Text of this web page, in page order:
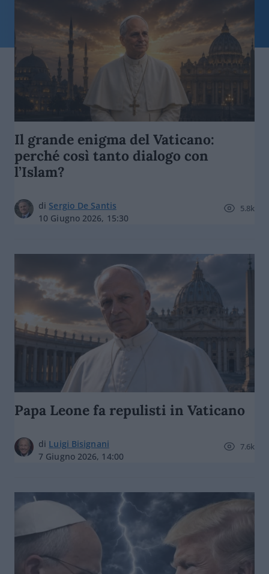
Il grande enigma del Vaticano:
perché così tanto dialogo con
l’Islam?
di Sergio De Santis
10 Giugno 2026, 15:30
5.8k
Papa Leone fa repulisti in Vaticano
di Luigi Bisignani
7 Giugno 2026, 14:00
7.6k